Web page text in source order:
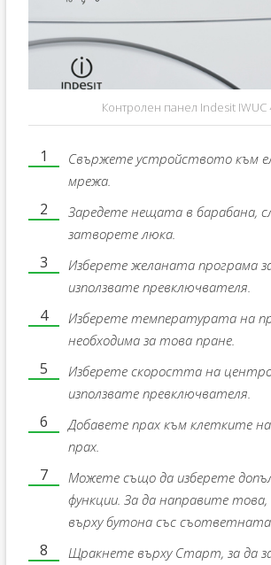
Контролен панел Indesit IWUC
Свържете устройството към
мрежа.
Заредете нещата в барабана,
затворете люка.
Изберете желаната програма
използвате превключвателя.
Изберете температурата на
необходима за това пране.
Изберете скоростта на
използвате превключвателя.
Добавете прах към клетките
прах.
Можете също да изберете
функции. За да направите
върху бутона със съответната
Щракнете върху Старт, за да